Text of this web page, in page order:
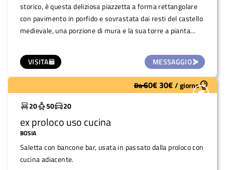
VISITA MESSAGGIO
storico, è questa deliziosa piazzetta a forma rettangolare
con pavimento in porfido e sovrastata dai resti del castello
medievale, una porzione di mura e la sua torre a pianta
piccoli eventi come concertini, proiezioni, congressi.
Molto utilizzato Da60€ 30€/giorno
20
50 20
ex proloco uso cucina
BOSIA
Saletta con bancone bar, usata in passato dalla proloco con
cucina adiacente.